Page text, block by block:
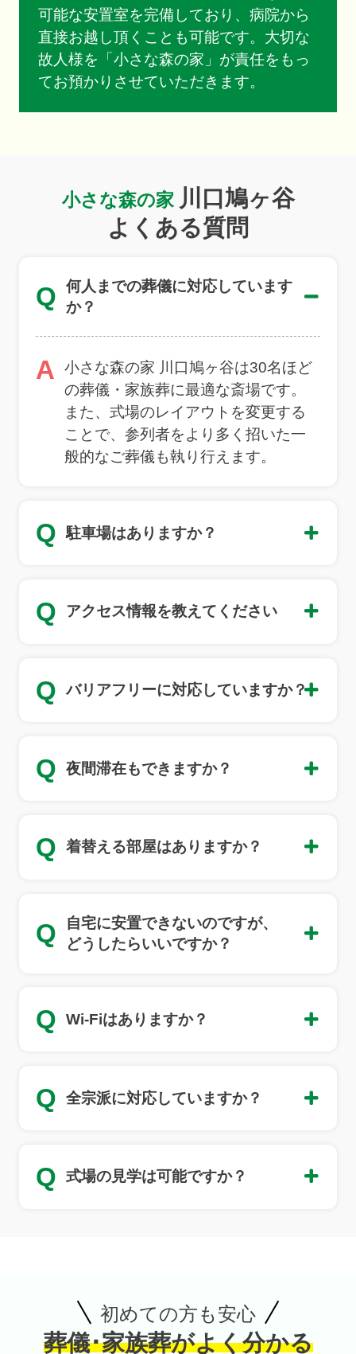
可能な安置室を完備しており、病院から
直接お越し頂くことも可能です。大切な
故人様を「小さな森の家」が責任をもっ
てお預かりさせていただきます。
小さな森の家 川口鳩ヶ谷
よくある質問
Q
何人までの葬儀に対応しています
か？
A
小さな森の家 川口鳩ヶ谷は30名ほど
の葬儀・家族葬に最適な斎場です。
また、式場のレイアウトを変更する
ことで、参列者をより多く招いた一
般的なご葬儀も執り行えます。
Q 駐車場はありますか？
Q アクセス情報を教えてください
Q バリアフリーに対応していますか？
Q 夜間滞在もできますか？
Q 着替える部屋はありますか？
Q
自宅に安置できないのですが、
どうしたらいいですか？
Q Wi-Fiはありますか？
Q 全宗派に対応していますか？
Q 式場の見学は可能ですか？
初めての方も安心
葬儀･家族葬がよく分かる
お得な会員価格!